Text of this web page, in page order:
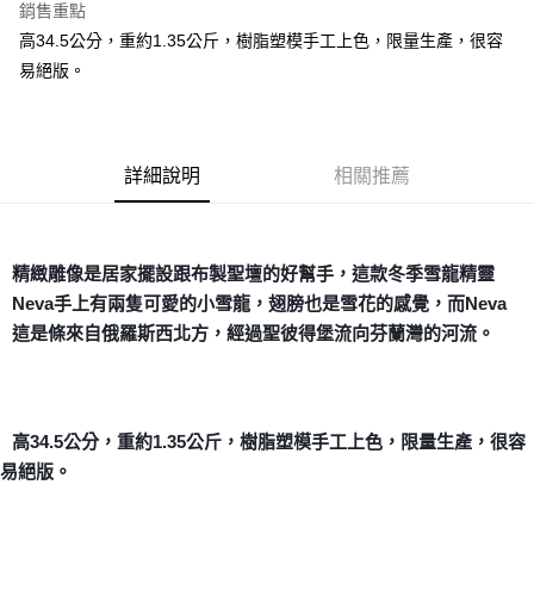
ATM付款
7-11取貨付款
賣家宅配幫您送（台灣）
每筆NT$80，滿NT$3,000(含以上)免運費
付款後門市自取
免運費
銷售重點
高34.5公分，重約1.35公斤，樹脂塑模手工上色，限量生產，很容
易絕版。
詳細說明 相關推薦
精緻雕像是居家擺設跟布製聖壇的好幫手，這款冬季雪龍精靈
Neva手上有兩隻可愛的小雪龍，翅膀也是雪花的感覺，而Neva
這是條來自俄羅斯西北方，經過聖彼得堡流向芬蘭灣的河流。
高34.5公分，重約1.35公斤，樹脂塑模手工上色，限量生產，很容
易絕版。